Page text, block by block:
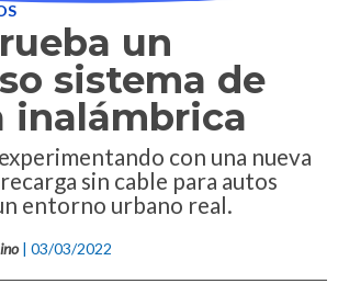
un
sistema de
inalámbrica
con una nueva
sin cable para autos
entorno urbano real.
| 03/03/2022